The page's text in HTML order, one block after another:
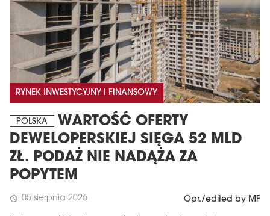
RYNEK INWESTYCYJNY I FINANSOWY
POLSKA
WARTOŚĆ OFERTY
DEWELOPERSKIEJ SIĘGA 52 MLD
ZŁ. PODAŻ NIE NADĄŻA ZA
POPYTEM
schedule 05 sierpnia 2026 Opr./edited by MF
MAGAZYN
Wydanie 6 (308)
Więcej w tym wydaniu arrow_forward